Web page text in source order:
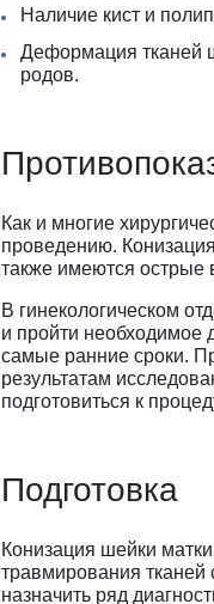
Наличие кист и
Деформация тканей
родов.
Как и многие
проведению.
также имеются острые
В гинекологическом
и пройти необходимое
самые ранние сроки.
результатам
подготовиться к
Подготовка
Конизация шейки
травмирования тканей
назначить ряд